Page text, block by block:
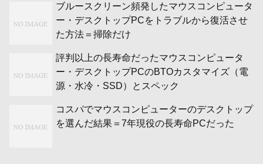
ブルースクリーン頻発したマウスコンピュータ
ー・デスクトップPCをトラブルから復活させ
た方法＝掃除だけ
評判以上の長寿命だったマウスコンピュータ
ー・デスクトップPCのBTOカスタマイズ（電
源・水冷・SSD）とスペック
コスパでマウスコンピューターのデスクトップ
を選んだ結果＝7年現役の長寿命PCだった